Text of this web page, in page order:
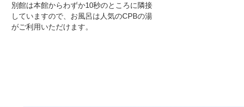
別館は本館からわずか10秒のところに隣接
していますので、お風呂は人気のCPBの湯
がご利用いただけます。